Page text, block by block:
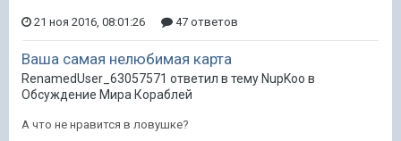
21 ноя 2016, 08:01:26 47 ответов
Ваша самая нелюбимая карта
RenamedUser_63057571 ответил в тему NupKoo в
Обсуждение Мира Кораблей
А что не нравится в ловушке?